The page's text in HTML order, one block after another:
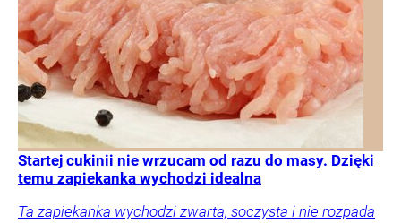
Startej cukinii nie wrzucam od razu do masy. Dzięki
temu zapiekanka wychodzi idealna
Ta zapiekanka wychodzi zwarta, soczysta i nie rozpada